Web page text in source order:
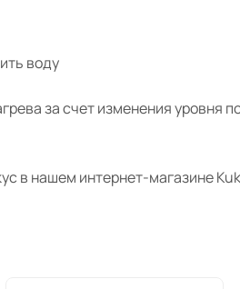
воду
за счет изменения уровня
в нашем интернет-магазине